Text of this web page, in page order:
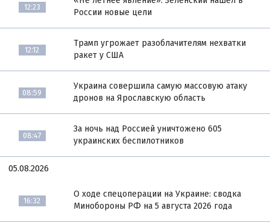
12:23
России новые цели
12:12
Трамп угрожает разоблачителям нехватки
ракет у США
08:59
Украина совершила самую массовую атаку
дронов на Ярославскую область
08:47
За ночь над Россией уничтожено 605
украинских беспилотников
05.08.2026
16:32
О ходе спецоперации на Украине: сводка
Минобороны РФ на 5 августа 2026 года